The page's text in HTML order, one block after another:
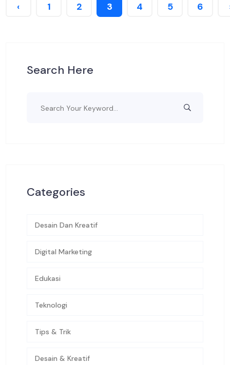
‹ 1 2 3 4 5 6
Search Here
Categories
Desain Dan Kreatif
Digital Marketing
Edukasi
Teknologi
Tips & Trik
Desain & Kreatif